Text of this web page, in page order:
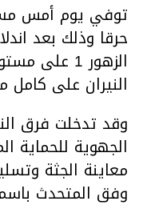
حرقا وذلك بعد
الزهور 1
النيران على كامل
وقد تدخلت فرق
الجهوية للحماية
معاينة الجثة
وفق المتحدث باسم